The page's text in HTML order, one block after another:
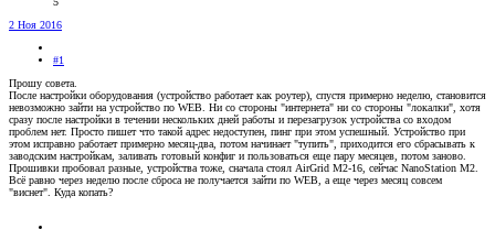
2 Ноя 2016
#1
Прошу совета.
После настройки оборудования (устройство работает как роутер), спустя примерно неделю, становится
невозможно зайти на устройство по WEB. Ни со стороны "интернета" ни со стороны "локалки", хотя
сразу после настройки в течении нескольких дней работы и перезагрузок устройства со входом
проблем нет. Просто пишет что такой адрес недоступен, пинг при этом успешный. Устройство при
этом исправно работает примерно месяц-два, потом начинает "тупить", приходится его сбрасывать к
заводским настройкам, заливать готовый конфиг и пользоваться еще пару месяцев, потом заново.
Прошивки пробовал разные, устройства тоже, сначала стоял AirGrid M2-16, сейчас NanoStation M2.
Всё равно через неделю после сброса не получается зайти по WEB, а еще через месяц совсем
"виснет". Куда копать?